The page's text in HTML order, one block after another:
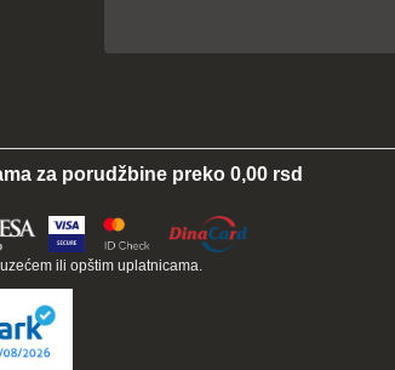
za porudžbine preko 0,00 rsd
ili opštim uplatnicama.